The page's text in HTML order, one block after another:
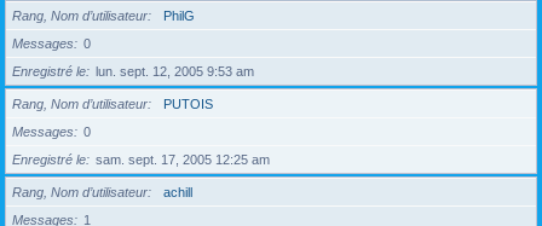
Rang, Nom d’utilisateur
PhilG
Messages
0
Enregistré le
lun. sept. 12, 2005 9:53 am
Rang, Nom d’utilisateur
PUTOIS
Messages
0
Enregistré le
sam. sept. 17, 2005 12:25 am
Rang, Nom d’utilisateur
achill
Messages
1